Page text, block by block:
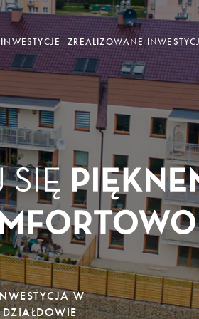
ZREALIZOWANE
W
DZIAŁDOWIE